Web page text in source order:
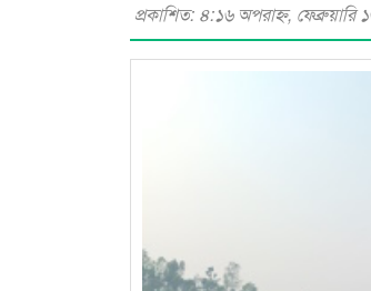
প্রকাশিত: ৪:১৬ অপরাহ্ণ, ফেব্রুয়ারি